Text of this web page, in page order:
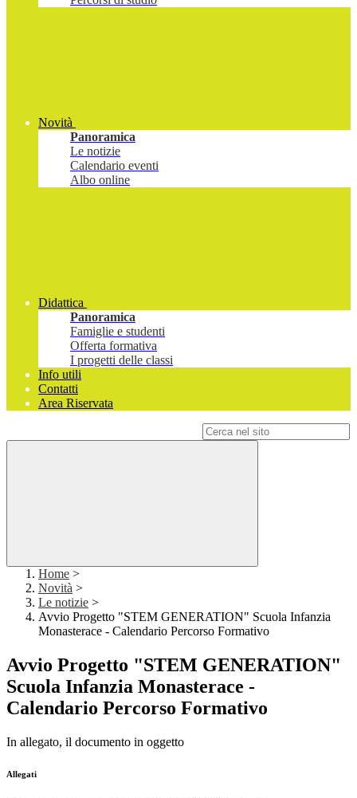
Novità
Panoramica
Le notizie
Calendario eventi
Albo online
Didattica
Panoramica
Famiglie e studenti
Offerta formativa
I progetti delle classi
Info utili
Contatti
Area Riservata
Home >
Novità >
Le notizie >
Avvio Progetto "STEM GENERATION" Scuola Infanzia
Monasterace - Calendario Percorso Formativo
Avvio Progetto "STEM GENERATION"
Scuola Infanzia Monasterace -
Calendario Percorso Formativo
In allegato, il documento in oggetto
Allegati